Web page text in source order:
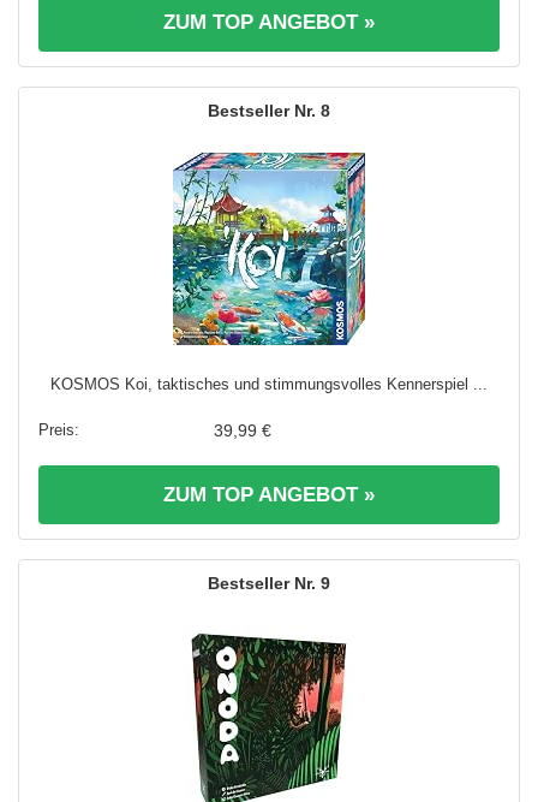
ZUM TOP ANGEBOT »
8
KOSMOS Koi, taktisches und stimmungsvolles Kennerspiel ...
39,99 €
ZUM TOP ANGEBOT »
9